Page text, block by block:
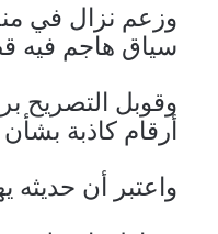
سياق هاجم فيه
وقوبل التصريح
أرقام كاذبة
واعتبر أن